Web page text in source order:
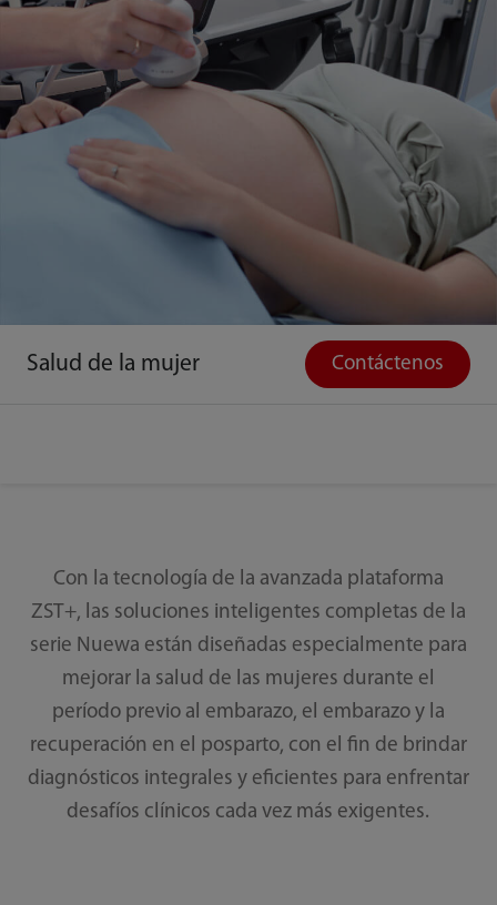
Salud de la mujer Contáctenos
Con la tecnología de la avanzada plataforma
ZST+, las soluciones inteligentes completas de la
serie Nuewa están diseñadas especialmente para
mejorar la salud de las mujeres durante el
período previo al embarazo, el embarazo y la
recuperación en el posparto, con el fin de brindar
diagnósticos integrales y eficientes para enfrentar
desafíos clínicos cada vez más exigentes.